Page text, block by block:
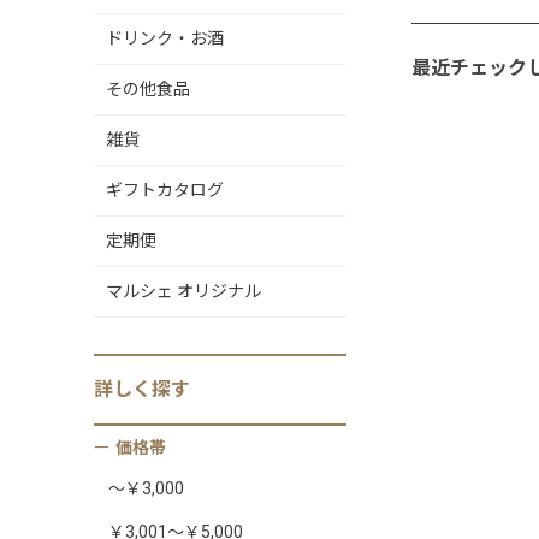
ドリンク・お酒
その他食品
雑貨
ギフトカタログ
定期便
マルシェ オリジナル
詳しく 探す
価格帯
～￥3,000
￥3,001～￥5,000
最近チェック